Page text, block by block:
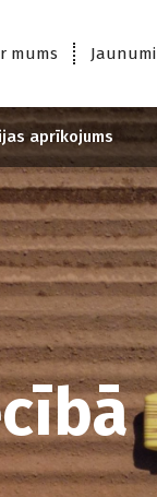
mums Jaunumi
aprīkojums